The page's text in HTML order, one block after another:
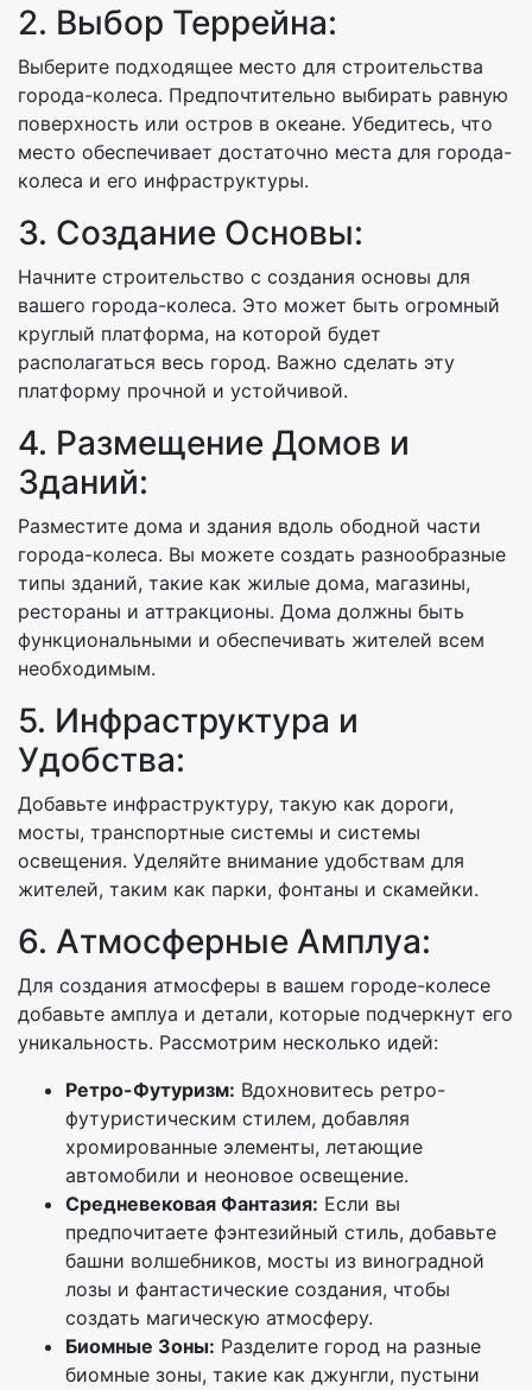
2. Выбор Террейна:
Выберите подходящее место для строительства
города-колеса. Предпочтительно выбирать равную
поверхность или остров в океане. Убедитесь, что
место обеспечивает достаточно места для города-
колеса и его инфраструктуры.
3. Создание Основы:
Начните строительство с создания основы для
вашего города-колеса. Это может быть огромный
круглый платформа, на которой будет
располагаться весь город. Важно сделать эту
платформу прочной и устойчивой.
4. Размещение Домов и
Зданий:
Разместите дома и здания вдоль ободной части
города-колеса. Вы можете создать разнообразные
типы зданий, такие как жилые дома, магазины,
рестораны и аттракционы. Дома должны быть
функциональными и обеспечивать жителей всем
необходимым.
5. Инфраструктура и
Удобства:
Добавьте инфраструктуру, такую как дороги,
мосты, транспортные системы и системы
освещения. Уделяйте внимание удобствам для
жителей, таким как парки, фонтаны и скамейки.
6. Атмосферные Амплуа:
Для создания атмосферы в вашем городе-колесе
добавьте амплуа и детали, которые подчеркнут его
уникальность. Рассмотрим несколько идей:
Ретро-Футуризм: Вдохновитесь ретро-
футуристическим стилем, добавляя
хромированные элементы, летающие
автомобили и неоновое освещение.
Средневековая Фантазия: Если вы
предпочитаете фэнтезийный стиль, добавьте
башни волшебников, мосты из виноградной
лозы и фантастические создания, чтобы
создать магическую атмосферу.
Биомные Зоны: Разделите город на разные
биомные зоны, такие как джунгли, пустыни